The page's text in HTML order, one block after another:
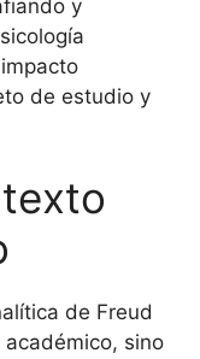
y
de estudio y
de Freud
sino